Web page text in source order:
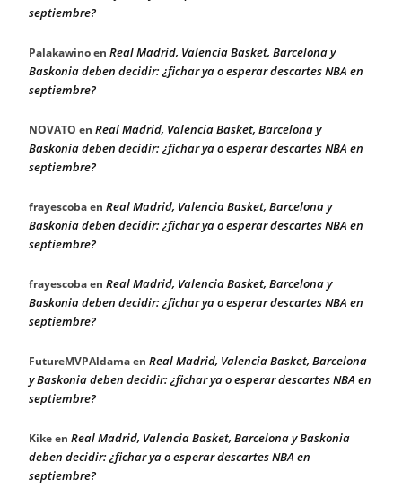
septiembre?
Palakawinoen Real Madrid, Valencia Basket, Barcelona y
Baskonia deben decidir: ¿fichar ya o esperar descartes NBA en
septiembre?
NOVATO en Real Madrid, Valencia Basket, Barcelona y
Baskonia deben decidir: ¿fichar ya o esperar descartes NBA en
septiembre?
frayescobaen Real Madrid, Valencia Basket, Barcelona y
Baskonia deben decidir: ¿fichar ya o esperar descartes NBA en
septiembre?
frayescobaen Real Madrid, Valencia Basket, Barcelona y
Baskonia deben decidir: ¿fichar ya o esperar descartes NBA en
septiembre?
FutureMVPAldamaen Real Madrid, Valencia Basket, Barcelona
y Baskonia deben decidir: ¿fichar ya o esperar descartes NBA en
septiembre?
Kikeen Real Madrid, Valencia Basket, Barcelona y Baskonia
deben decidir: ¿fichar ya o esperar descartes NBA en
septiembre?